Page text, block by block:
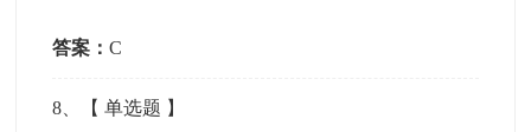
答案：C
8 、【单选题 】